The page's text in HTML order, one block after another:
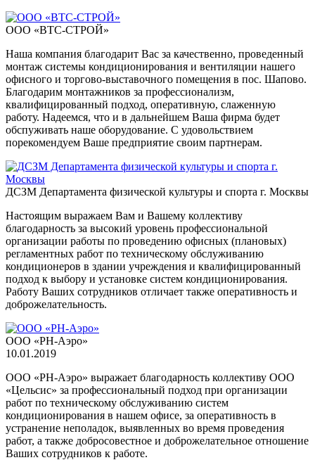
ООО «ВТС-СТРОЙ»
Наша компания благодарит Вас за качественно, проведенный
монтаж системы кондиционирования и вентиляции нашего
офисного и торгово-выставочного помещения в пос. Шапово.
Благодарим монтажников за профессионализм,
квалифицированный подход, оперативную, слаженную
работу. Надеемся, что и в дальнейшем Ваша фирма будет
обспуживать наше оборудование. С удовольствием
порекомендуем Ваше предприятие своим партнерам.
ДСЗМ Департамента физической культуры и спорта г. Москвы
Настоящим выражаем Вам и Вашему коллективу
благодарность за высокий уровень профессиональной
организации работы по проведению офисных (плановых)
регламентных работ по техническому обслуживанию
кондиционеров в здании учреждения и квалифицированный
подход к выбору и установке систем кондиционирования.
Работу Ваших сотрудников отличает также оперативность и
доброжелательность.
ООО «РН-Аэро»
10.01.2019
ООО «РН-Аэро» выражает благодарность коллективу ООО
«Цельсис» за профессиональный подход при организации
работ по техническому обслуживанию систем
кондиционирования в нашем офисе, за оперативность в
устранение неполадок, выявленных во время проведения
работ, а также добросовестное и доброжелательное отношение
Ваших сотрудников к работе.